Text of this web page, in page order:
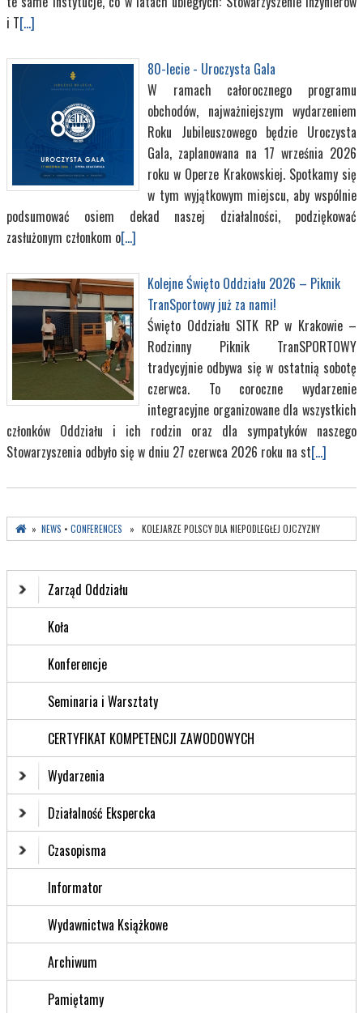
i T[...]
80-lecie - Uroczysta Gala
W ramach całorocznego programu
obchodów, najważniejszym wydarzeniem
Roku Jubileuszowego będzie Uroczysta
Gala, zaplanowana na 17 września 2026
roku w Operze Krakowskiej. Spotkamy się
w tym wyjątkowym miejscu, aby wspólnie
podsumować osiem dekad naszej działalności, podziękować
zasłużonym członkom o[...]
Kolejne Święto Oddziału 2026 – Piknik
TranSportowy już za nami!
Święto Oddziału SITK RP w Krakowie –
Rodzinny Piknik TranSPORTOWY
tradycyjnie odbywa się w ostatnią sobotę
czerwca. To coroczne wydarzenie
integracyjne organizowane dla wszystkich
członków Oddziału i ich rodzin oraz dla sympatyków naszego
Stowarzyszenia odbyło się w dniu 27 czerwca 2026 roku na st[...]
» NEWS • CONFERENCES » KOLEJARZE POLSCY DLA NIEPODLEGŁEJ OJCZYZNY
Zarząd Oddziału
Koła
Konferencje
Seminaria i Warsztaty
CERTYFIKAT KOMPETENCJI ZAWODOWYCH
Wydarzenia
Działalność Ekspercka
Czasopisma
Informator
Wydawnictwa Książkowe
Archiwum
Pamiętamy